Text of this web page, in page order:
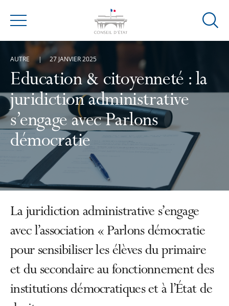
Menu
Ouvrir
Education & citoyenneté : la
juridiction administrative
s’engage avec Parlons
démocratie
AUTRE 27 JANVIER 2025
La juridiction administrative s’engage
avec l’association « Parlons démocratie
pour sensibiliser les élèves du primaire
et du secondaire au fonctionnement des
institutions démocratiques et à l’État de